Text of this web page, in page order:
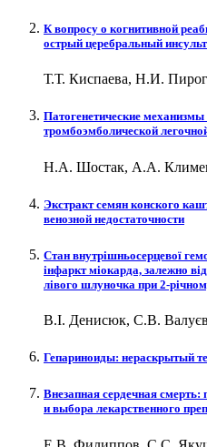
К вопросу о когнитивной
острый церебральный инсульт
Т.Т. Киспаева, Н.И.
Патогенетические
тромбоэмболической
Н.А. Шостак, А.А.
Экстракт семян конского
венозной недостаточности
Стан внутрішньосерцевої
інфаркт міокарда, залежно
лівого шлуночка при 2-
В.І. Денисюк, С.В.
Гепариноиды: нераскрытый
Внезапная сердечная
и выбора лекарственного